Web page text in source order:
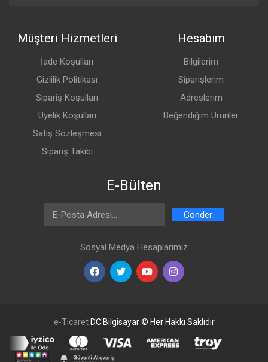
$569.00
Müşteri Hizmetleri
İade Koşulları
Gizlilik Politikası
Sipariş Koşulları
Üyelik Koşulları
Satış Sözleşmesi
Sipariş Takibi
Hesabım
Bilgilerim
Siparişlerim
Adreslerim
Beğendiğim Ürünler
E-Bülten
Email Address Gönder
Sosyal Medya Hesaplarımız
e-TicaretDC Bilgisayar © Her Hakkı Saklıdır